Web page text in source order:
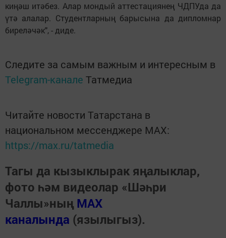
киңәш итәбез. Алар мондый аттестациянең ЧДПУда да
үтә алалар. Студентларның барысына да дипломнар
биреләчәк", - диде.
Следите за самым важным и интересным в
Telegram-канале Татмедиа
Читайте новости Татарстана в
национальном мессенджере MАХ:
https://max.ru/tatmedia
Тагы да кызыклырак яңалыклар,
фото һәм видеолар «Шәһри
Чаллы»ның MAX
каналында (язылыгыз).